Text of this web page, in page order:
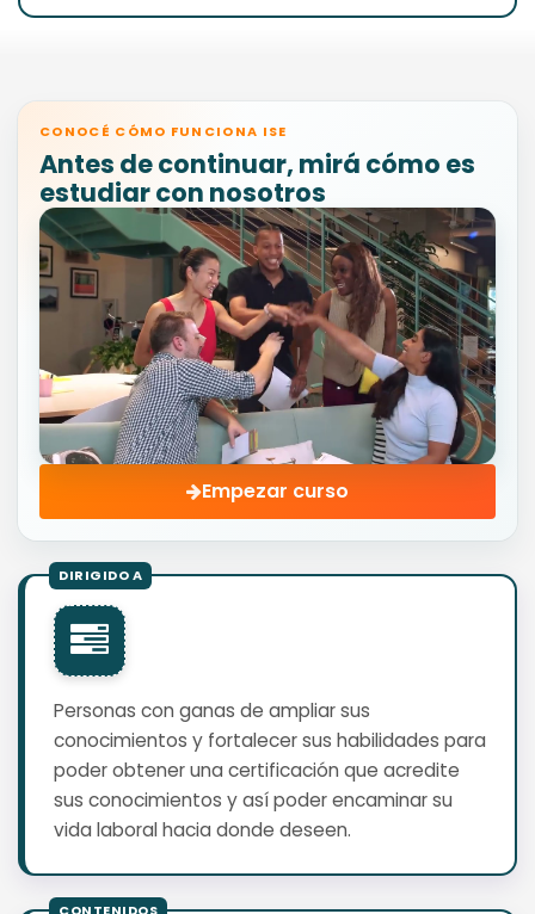
CONOCÉ CÓMO FUNCIONA ISE
Antes de continuar, mirá cómo es
estudiar con nosotros
Empezar curso
Personas con ganas de ampliar sus
conocimientos y fortalecer sus habilidades para
poder obtener una certificación que acredite
sus conocimientos y así poder encaminar su
vida laboral hacia donde deseen.